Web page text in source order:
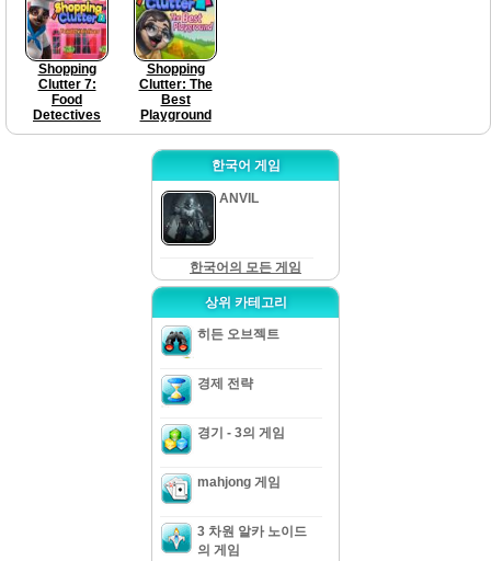
Shopping
Clutter 7:
Food
Detectives
Shopping
Clutter: The
Best
Playground
한국어 게임
ANVIL
한국어의 모든 게임
상위 카테고리
히든 오브젝트
경제 전략
경기 - 3의 게임
mahjong 게임
3 차원 알카 노이드
의 게임